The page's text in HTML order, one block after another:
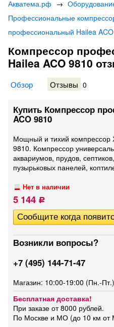
Акватема.рф →
Профессиональные
профессиональный Hailea
Компрессор
Hailea ACO 9810
Обзор Отзывы 0
Купить Компрессор
ACO 9810
Мощный и тихий компрессор
9810. Компрессор
аквариумов, прудов,
пузырьковых панелей,
Нет в наличии
5 144 Р
Возникли вопросы?
+7 (495) 144-71-47
Магазин: 10:00-19:00 (Пн.-Пт.)
Бесплатная доставка!
При заказе от 8000 рублей.
По Москве и МО (до 10 км от